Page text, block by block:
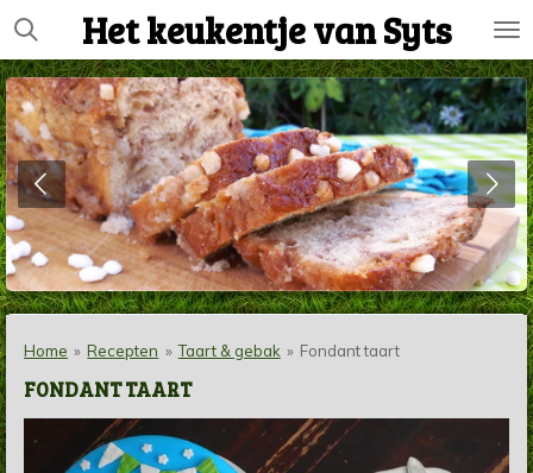
Ga
direct
naar
de
hoofdinhoud
Het keukentje van Syts
Home » Recepten » Taart & gebak » Fondant taart
FONDANT TAART